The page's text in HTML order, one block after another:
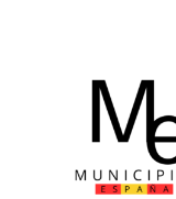
contenido